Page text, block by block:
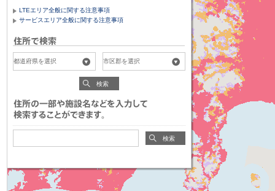
LTEエリア全般に関する注意事項
サービスエリア全般に関する注意事項
検索
検索